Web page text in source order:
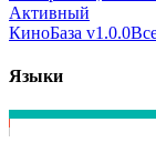
Активный
КиноБаза v1.0.0
Языки